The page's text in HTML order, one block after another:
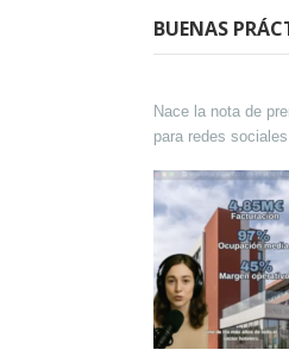
BUENAS
Nace la nota de
para redes